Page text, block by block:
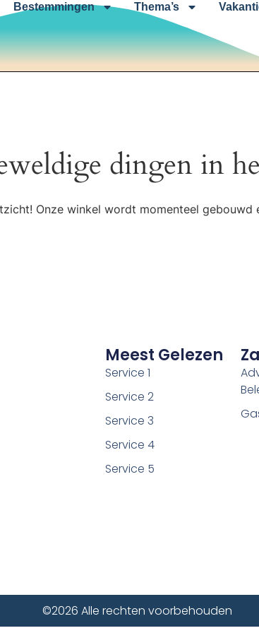
Bestemmingen Thema’s
dingen in
Onze winkel wordt momenteel gebouwd
Meest Gelezen
Service 1
Service 2
Service 3
Service 4
Service 5
©2026 Alle rechten voorbehouden